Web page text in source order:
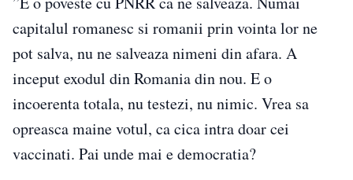
capitalul romanesc si romanii prin vointa lor ne
pot salva, nu ne salveaza nimeni din afara. A
inceput exodul din Romania din nou. E o
incoerenta totala, nu testezi, nu nimic. Vrea sa
opreasca maine votul, ca cica intra doar cei
vaccinati. Pai unde mai e democratia?